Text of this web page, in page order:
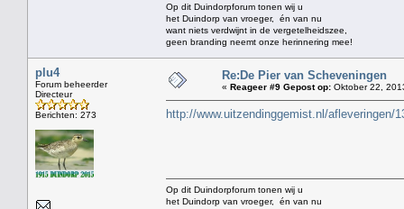
Op dit Duindorpforum tonen wij u
het Duindorp van vroeger, én van nu
want niets verdwijnt in de vergetelheidszee,
geen branding neemt onze herinnering mee!
plu4
Forum beheerder
Directeur
Berichten: 273
Re:De Pier van Scheveningen
« Reageer #9 Gepost op: Oktober 22,
http://www.uitzendinggemist.nl/afleveringen/
Op dit Duindorpforum tonen wij u
het Duindorp van vroeger, én van nu